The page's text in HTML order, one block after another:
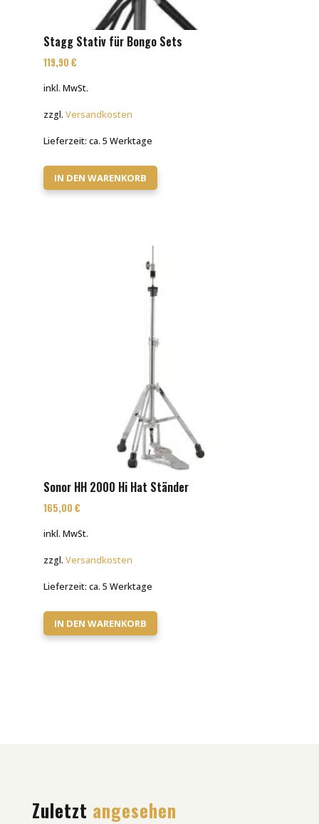
Stagg Stativ für Bongo Sets
119,90 €
inkl. MwSt.
zzgl. Versandkosten
Lieferzeit: ca. 5 Werktage
IN DEN WARENKORB
Sonor HH 2000 Hi Hat Ständer
165,00 €
inkl. MwSt.
zzgl. Versandkosten
Lieferzeit: ca. 5 Werktage
IN DEN WARENKORB
Zuletzt angesehen